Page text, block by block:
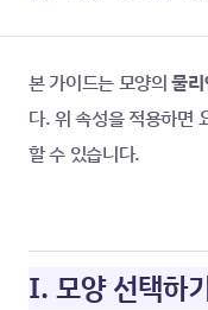
본 가이드는 모양의 물
다. 위 속성을 적용하면
할 수 있습니다.
I. 모양 선택하